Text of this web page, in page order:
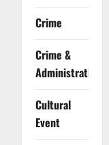
Crime
Crime &
Administration
Cultural
Event